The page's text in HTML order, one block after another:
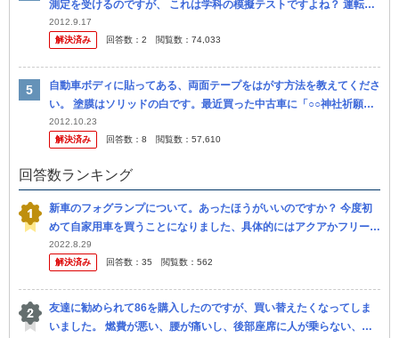
測定を受けるのですが、 これは学科の模擬テストですよね？ 運転を
するわけではないですよね？ 何点合格なのかは、学校によって違う
もの...
2012.9.17
解決済み
回答数： 2 閲覧数： 74,033
自動車ボディに貼ってある、両面テープをはがす方法を教えてくださ
い。 塗膜はソリッドの白です。最近買った中古車に「○○神社祈願」
とかいうプレートが貼ってあり、自分はこのような神頼みは気味が悪
いです...
2012.10.23
解決済み
回答数： 8 閲覧数： 57,610
回答数ランキング
新車のフォグランプについて。あったほうがいいのですか？ 今度初
めて自家用車を買うことになりました、具体的にはアクアかフリー
ド、ノートあたりにするつもりです。そこで悩んでいるのがフォグラ
ンプをオプ...
2022.8.29
解決済み
回答数： 35 閲覧数： 562
友達に勧められて86を購入したのですが、買い替えたくなってしま
いました。 燃費が悪い、腰が痛いし、後部座席に人が乗らない、静